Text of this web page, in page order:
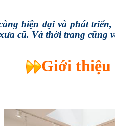
hiện đại và phát
cũ. Và thời trang cũng
Giới thiệu